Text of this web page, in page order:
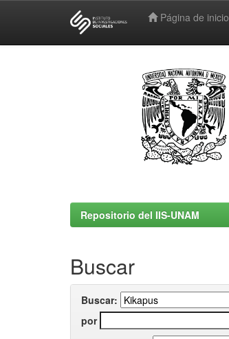
Página de inicio
Repositorio del IIS-UNAM
Buscar
Buscar:
por